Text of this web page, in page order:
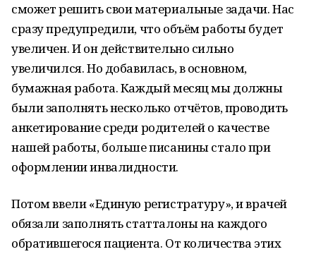
сможет решить свои материальные задачи. Нас
сразу предупредили, что объём работы будет
увеличен. И он действительно сильно
увеличился. Но добавилась, в основном,
бумажная работа. Каждый месяц мы должны
были заполнять несколько отчётов, проводить
анкетирование среди родителей о качестве
нашей работы, больше писанины стало при
оформлении инвалидности.
Потом ввели «Единую регистратуру», и врачей
обязали заполнять статталоны на каждого
обратившегося пациента. От количества этих